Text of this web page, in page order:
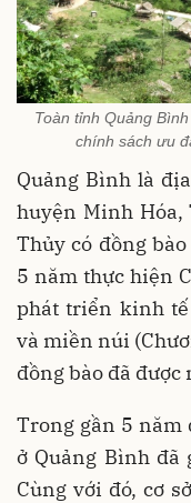
Toàn tỉnh Quảng
chính sách ưu
Quảng Bình là
huyện Minh Hóa,
Thủy có đồng
5 năm thực hiện
phát triển kinh tế
và miền núi
đồng bào đã
Trong gần 5 năm
ở Quảng Bình
Cùng với đó, cơ